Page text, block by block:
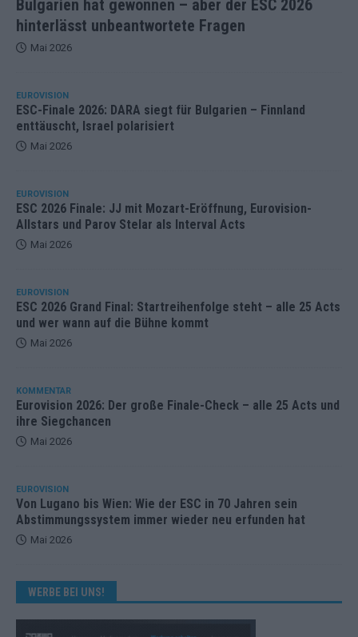
Bulgarien hat gewonnen – aber der ESC 2026
hinterlässt unbeantwortete Fragen
Mai 2026
EUROVISION
ESC-Finale 2026: DARA siegt für Bulgarien – Finnland
enttäuscht, Israel polarisiert
Mai 2026
EUROVISION
ESC 2026 Finale: JJ mit Mozart-Eröffnung, Eurovision-
Allstars und Parov Stelar als Interval Acts
Mai 2026
EUROVISION
ESC 2026 Grand Final: Startreihenfolge steht – alle 25 Acts
und wer wann auf die Bühne kommt
Mai 2026
KOMMENTAR
Eurovision 2026: Der große Finale-Check – alle 25 Acts und
ihre Siegchancen
Mai 2026
EUROVISION
Von Lugano bis Wien: Wie der ESC in 70 Jahren sein
Abstimmungssystem immer wieder neu erfunden hat
Mai 2026
WERBE BEI UNS!